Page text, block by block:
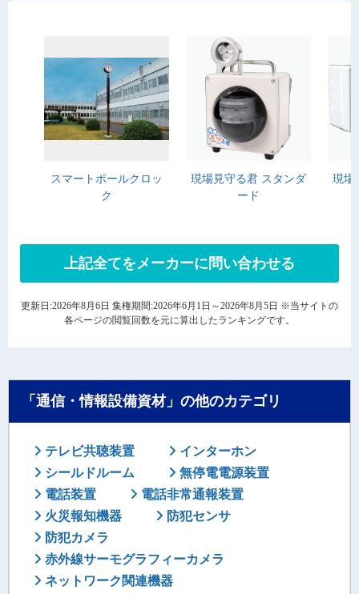
スマートポールクロッ
ク
現場見守る君 スタンダ
ード
現場
上記全てをメーカーに問い合わせる
更新日:2026年8月6日 集権期間:2026年6月1日～2026年8月5日 ※当サイトの
各ページの閲覧回数を元に算出したランキングです。
「通信・情報設備資材」の他のカテゴリ
テレビ共聴装置
インターホン
シールドルーム
無停電電源装置
電話装置
電話非常通報装置
火災報知機器
防犯センサ
防犯カメラ
赤外線サーモグラフィーカメラ
ネットワーク関連機器